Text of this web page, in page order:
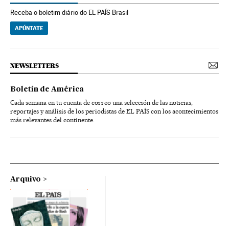
Receba o boletim diário do EL PAÍS Brasil
APÚNTATE
NEWSLETTERS
Boletín de América
Cada semana en tu cuenta de correo una selección de las noticias,
reportajes y análisis de los periodistas de EL PAÍS con los acontecimientos
más relevantes del continente.
Arquivo